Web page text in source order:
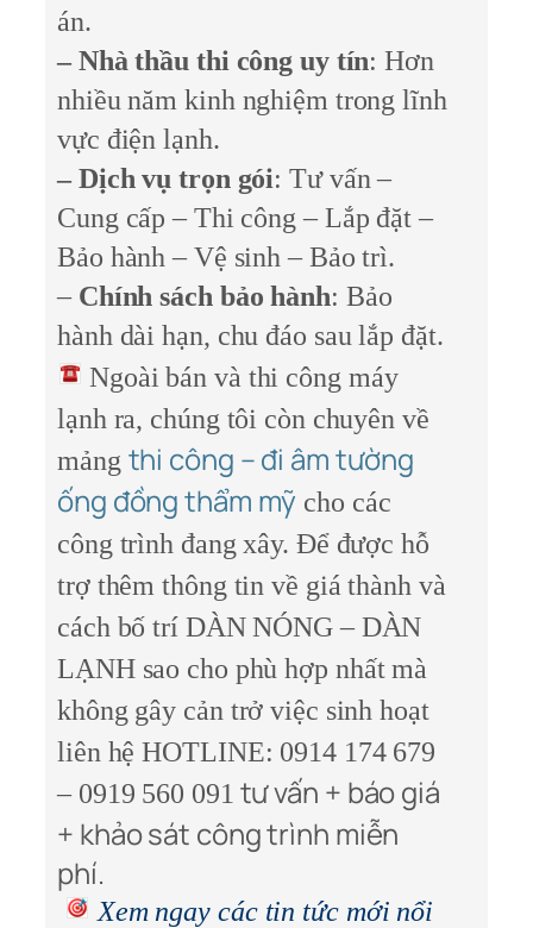
án.
– Nhà thầu thi công uy tín: Hơn
nhiều năm kinh nghiệm trong lĩnh
vực điện lạnh.
– Dịch vụ trọn gói: Tư vấn –
Cung cấp – Thi công – Lắp đặt –
Bảo hành – Vệ sinh – Bảo trì.
– Chính sách bảo hành: Bảo
hành dài hạn, chu đáo sau lắp đặt.
Ngoài bán và thi công máy
lạnh ra, chúng tôi còn chuyên về
mảng thi công – đi âm tường
ống đồng thẩm mỹ cho các
công trình đang xây. Để được hỗ
trợ thêm thông tin về giá thành và
cách bố trí DÀN NÓNG – DÀN
LẠNH sao cho phù hợp nhất mà
không gây cản trở việc sinh hoạt
liên hệHOTLINE: 0914 174 679
– 0919 560 091 tư vấn + báo giá
+ khảo sát công trình miễn
phí.
Xem ngay các tin tức mới nổi